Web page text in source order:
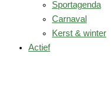
Sportagenda
Carnaval
Kerst & winter
Actief